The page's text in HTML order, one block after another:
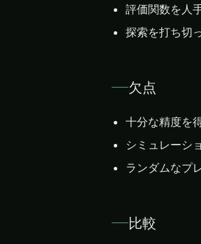
評価関数を人
探索を打ち切
欠点
十分な精度を
シミュレーシ
ランダムなプ
比較